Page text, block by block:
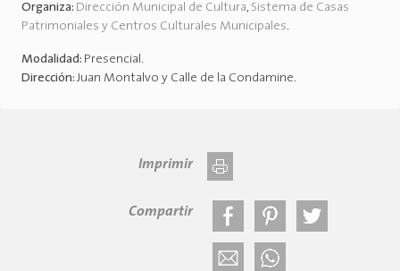
Organiza: Dirección Municipal de Cultura, Sistema de Casas
Patrimoniales y Centros Culturales Municipales.
Modalidad: Presencial.
Dirección:Juan Montalvo y Calle de la Condamine.
Imprimir
Compartir